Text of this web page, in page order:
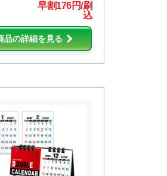
早割176円/刷
込
品の詳細を見る